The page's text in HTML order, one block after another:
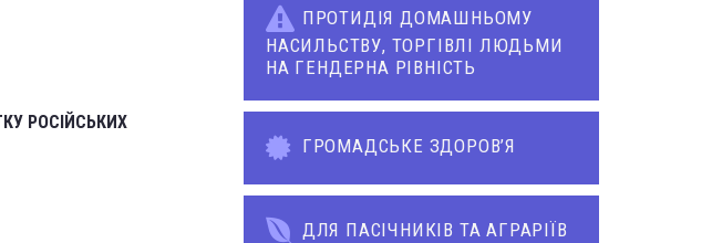
РОСІЙСЬКИХ
ПРОТИДІЯ ДОМАШНЬОМУ
НАСИЛЬСТВУ, ТОРГІВЛІ ЛЮДЬМИ
НА ГЕНДЕРНА РІВНІСТЬ
ГРОМАДСЬКЕ ЗДОРОВ’Я
ДЛЯ ПАСІЧНИКІВ ТА АГРАРІЇВ